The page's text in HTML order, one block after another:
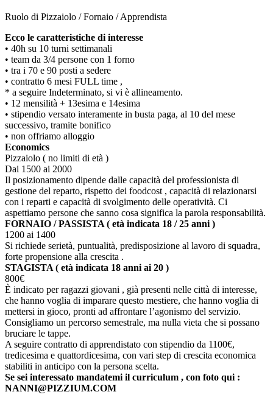
Ruolo di Pizzaiolo / Fornaio / Apprendista
Ecco le caratteristiche di interesse
• 40h su 10 turni settimanali
• team da 3/4 persone con 1 forno
• tra i 70 e 90 posti a sedere
• contratto 6 mesi FULL time ,
* a seguire Indeterminato, si vi è allineamento.
• 12 mensilità + 13esima e 14esima
• stipendio versato interamente in busta paga, al 10 del mese
successivo, tramite bonifico
• non offriamo alloggio
Economics
Pizzaiolo ( no limiti di età )
Dai 1500 ai 2000
Il posizionamento dipende dalle capacità del professionista di
gestione del reparto, rispetto dei foodcost , capacità di relazionarsi
con i reparti e capacità di svolgimento delle operatività. Ci
aspettiamo persone che sanno cosa significa la parola responsabilità.
FORNAIO / PASSISTA ( età indicata 18 / 25 anni )
1200 ai 1400
Si richiede serietà, puntualità, predisposizione al lavoro di squadra,
forte propensione alla crescita .
STAGISTA ( età indicata 18 anni ai 20 )
800€
È indicato per ragazzi giovani , già presenti nelle città di interesse,
che hanno voglia di imparare questo mestiere, che hanno voglia di
mettersi in gioco, pronti ad affrontare l’agonismo del servizio.
Consigliamo un percorso semestrale, ma nulla vieta che si possano
bruciare le tappe.
A seguire contratto di apprendistato con stipendio da 1100€,
tredicesima e quattordicesima, con vari step di crescita economica
stabiliti in anticipo con la persona scelta.
Se sei interessato mandatemi il curriculum , con foto qui :
NANNI@PIZZIUM.COM